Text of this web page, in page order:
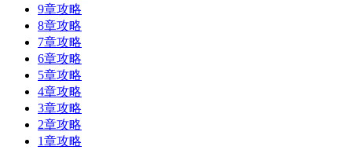
9章攻略
8章攻略
7章攻略
6章攻略
5章攻略
4章攻略
3章攻略
2章攻略
1章攻略